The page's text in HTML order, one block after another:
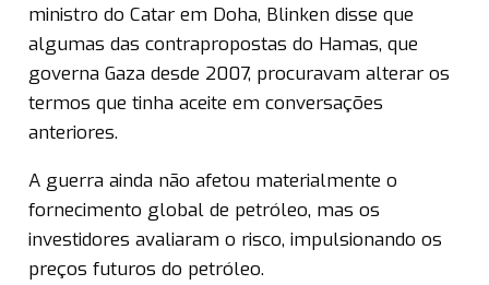
ministro do Catar em Doha, Blinken disse que
algumas das contrapropostas do Hamas, que
governa Gaza desde 2007, procuravam alterar os
termos que tinha aceite em conversações
anteriores.
A guerra ainda não afetou materialmente o
fornecimento global de petróleo, mas os
investidores avaliaram o risco, impulsionando os
preços futuros do petróleo.